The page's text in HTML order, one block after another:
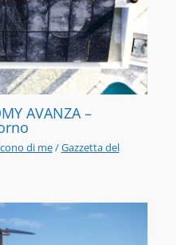
AVANZA –
di me/Gazzetta del